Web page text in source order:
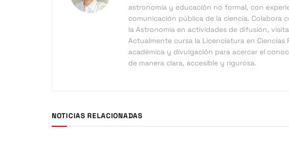
astronomía y educación no formal, con
comunicación pública de la ciencia. Colabora
la Astronomía en actividades de difusión,
Actualmente cursa la Licenciatura en
académica y divulgación para acercar el
de manera clara, accesible y rigurosa.
NOTICIAS RELACIONADAS